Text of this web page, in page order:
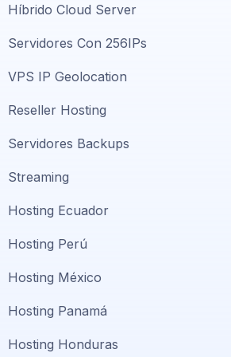
Híbrido Cloud Server
Servidores Con 256IPs
VPS IP Geolocation
Reseller Hosting
Servidores Backups
Streaming
Hosting Ecuador
Hosting Perú
Hosting México
Hosting Panamá
Hosting Honduras